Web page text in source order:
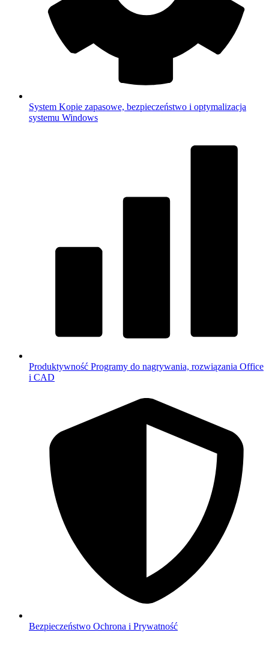
System Kopie zapasowe, bezpieczeństwo i optymalizacja
systemu Windows
Produktywność Programy do nagrywania, rozwiązania Office
i CAD
Bezpieczeństwo Ochrona i Prywatność